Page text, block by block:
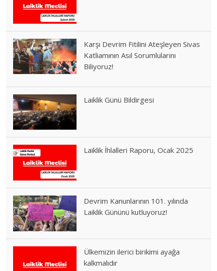
Karşı Devrim Fitilini Ateşleyen Sivas
Katliamının Asıl Sorumlularını
Biliyoruz!
Laiklik Günü Bildirgesi
Laiklik İhlalleri Raporu, Ocak 2025
Devrim Kanunlarının 101. yılında
Laiklik Gününü kutluyoruz!
Ülkemizin ilerici birikimi ayağa
kalkmalıdır